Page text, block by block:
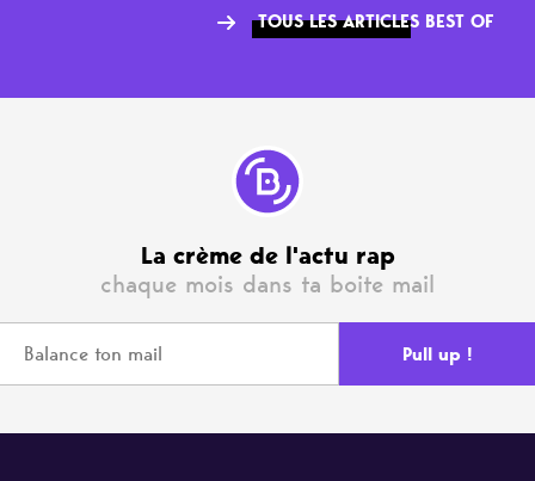
TOUS LES ARTICLES BEST OF
La crème de l'actu rap
chaque mois dans ta boite mail